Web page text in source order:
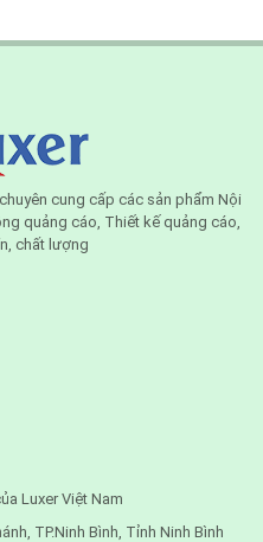
cung cấp các sản phẩm Nội
quảng cáo, Thiết kế quảng cáo,
chất lượng
Luxer Việt Nam
TP.Ninh Bình, Tỉnh Ninh Bình